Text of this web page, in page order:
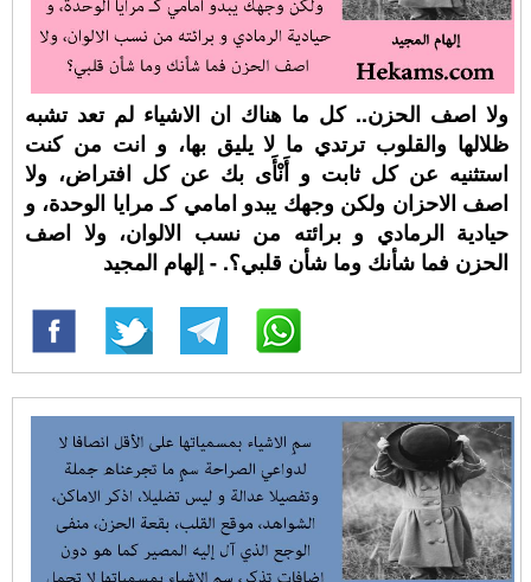
ولا اصف الحزن.. كل ما هناك ان الاشياء لم تعد تشبه
ظلالها والقلوب ترتدي ما لا يليق بها، و انت من كنت
استثنيه عن كل ثابت و أَنْأَى بك عن كل افتراض، ولا
اصف الاحزان ولكن وجهك يبدو امامي كـ مرايا الوحدة، و
حيادية الرمادي و برائته من نسب الالوان، ولا اصف
الحزن فما شأنك وما شأن قلبي؟. - إلهام المجيد